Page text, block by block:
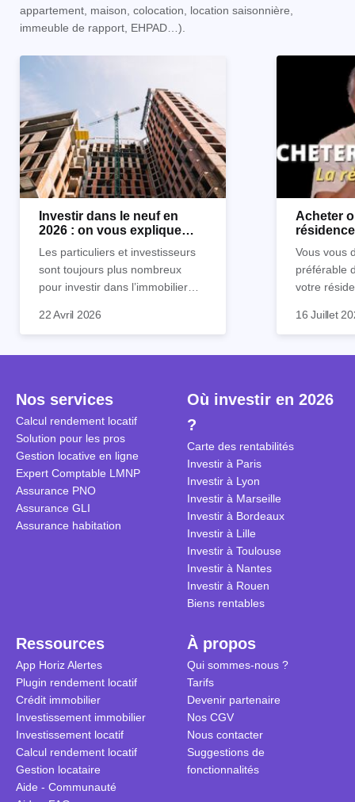
appartement, maison, colocation, location saisonnière,
immeuble de rapport, EHPAD…).
Investir dans le neuf en
2026 : on vous explique
Les particuliers et investisseurs
sont toujours plus nombreux
pour investir dans l’immobilier
nombreux avantages à choisir ce
expliquons tout dans cet article.
22 Avril 2026
Acheter
Vous vous
préférable
votre
pour
la règle
secondes
fenêtres"
sécuriser
16 Juillet
Nos services
Calcul rendement locatif
Solution pour les pros
Gestion locative en ligne
Expert Comptable LMNP
Assurance PNO
Assurance GLI
Assurance habitation
Où investir en 2026
?
Carte des rentabilités
Investir à Paris
Investir à Lyon
Investir à Marseille
Investir à Bordeaux
Investir à Lille
Investir à Toulouse
Investir à Nantes
Investir à Rouen
Biens rentables
Ressources
App Horiz Alertes
Plugin rendement locatif
Crédit immobilier
Investissement immobilier
Investissement locatif
Calcul rendement locatif
Gestion locataire
Aide - Communauté
À propos
Qui sommes-nous ?
Tarifs
Devenir partenaire
Nos CGV
Nous contacter
Suggestions de
fonctionnalités